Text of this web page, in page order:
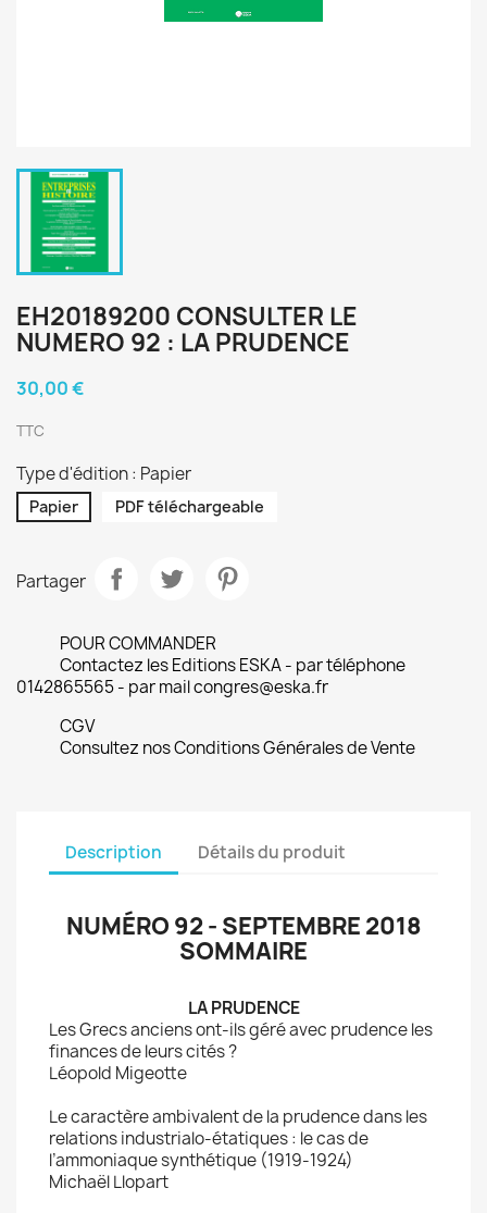
EH20189200 CONSULTER LE
NUMERO 92 : LA PRUDENCE
30,00 €
TTC
Type d'édition : Papier
Papier PDF téléchargeable
Partager
POUR COMMANDER
Contactez les Editions ESKA - par téléphone
0142865565 - par mail congres@eska.fr
CGV
Consultez nos Conditions Générales de Vente
Description Détails du produit
NUMÉRO 92 - SEPTEMBRE 2018
SOMMAIRE
LA PRUDENCE
Les Grecs anciens ont-ils géré avec prudence les
finances de leurs cités ?
Léopold Migeotte
Le caractère ambivalent de la prudence dans les
relations industrialo-étatiques : le cas de
l’ammoniaque synthétique (1919-1924)
Michaël Llopart